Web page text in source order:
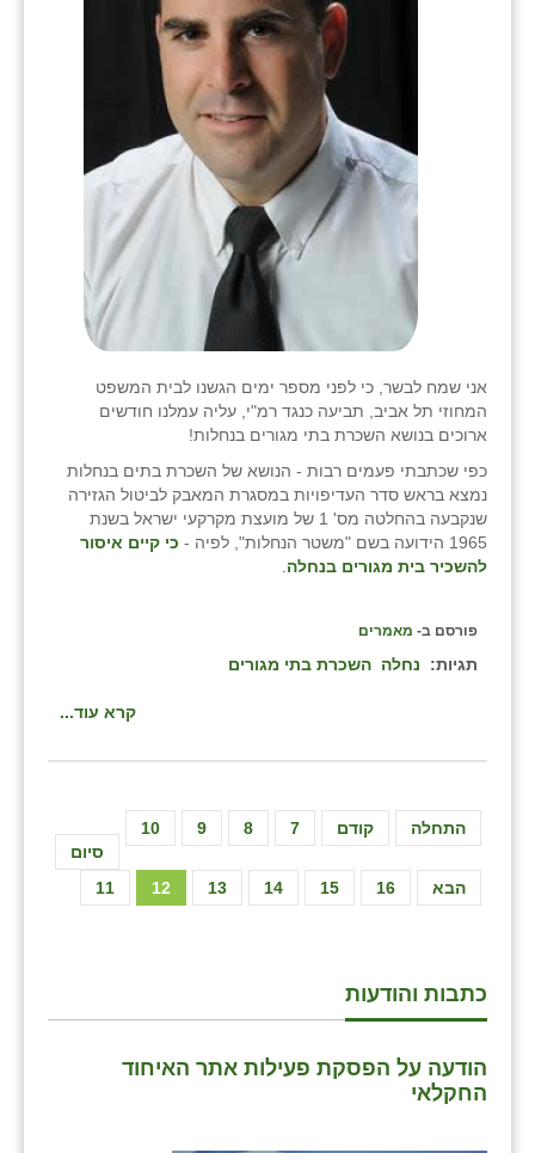
אני שמח לבשר, כי לפני מספר ימים הגשנו לבית המשפט
המחוזי תל אביב, תביעה כנגד רמ"י, עליה עמלנו חודשים
ארוכים בנושא השכרת בתי מגורים בנחלות!
כפי שכתבתי פעמים רבות - הנושא של השכרת בתים בנחלות
נמצא בראש סדר העדיפויות במסגרת המאבק לביטול הגזירה
שנקבעה בהחלטה מס' 1 של מועצת מקרקעי ישראל בשנת
1965 הידועה בשם "משטר הנחלות", לפיה -
כי קיים איסור
להשכיר בית מגורים בנחלה
פורסם ב- מאמרים
תגיות: נחלה השכרת בתי מגורים
קרא עוד...
התחלה קודם 7
8
9
10
11 12 13 14 15 16 הבא
סיום
כתבות והודעות
הודעה על הפסקת פעילות אתר האיחוד
החקלאי